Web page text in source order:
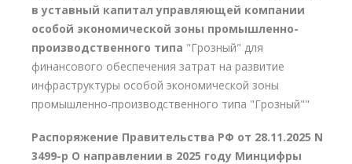
в уставный капитал управляющей компании
особой экономической зоны промышленно-
производственного типа "Грозный" для
финансового обеспечения затрат на развитие
инфраструктуры особой экономической зоны
промышленно-производственного типа "Грозный""
Распоряжение Правительства РФ от 28.11.2025 N
3499-р О направлении в 2025 году Минцифры